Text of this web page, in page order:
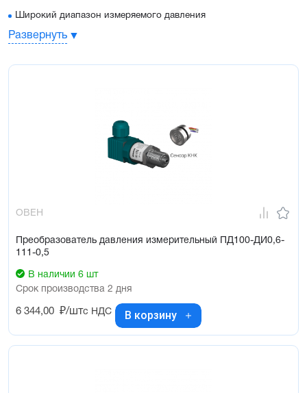
Широкий диапазон измеряемого давления
Стойкость к влаге – плата нормирующего преобразователя
покрыта герметиком
Основные характеристики:
Верхний предел измерений – от 0,016 до 100 МПа
Развернуть
ОВЕН
Преобразователь давления измерительный ПД100-ДИ0,6-
111-0,5
В наличии 6 шт
Срок производства 2 дня
6 344,00 ₽/штс НДС В корзину